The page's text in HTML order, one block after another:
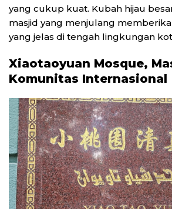
yang cukup kuat. Kubah hijau
masjid yang menjulang
yang jelas di tengah lingkungan
Xiaotaoyuan Mosque,
Komunitas Internasional